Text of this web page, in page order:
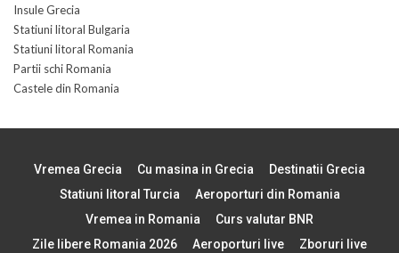
Insule Grecia
Statiuni litoral Bulgaria
Statiuni litoral Romania
Partii schi Romania
Castele din Romania
Vremea Grecia Cu masina in Grecia
Destinatii Grecia
Statiuni litoral Turcia
Aeroporturi din Romania
Vremea in Romania
Curs valutar BNR
Zile libere Romania 2026
Aeroporturi live
Zboruri live